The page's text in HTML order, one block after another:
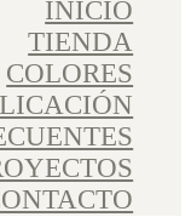
INICIO
TIENDA
COLORES